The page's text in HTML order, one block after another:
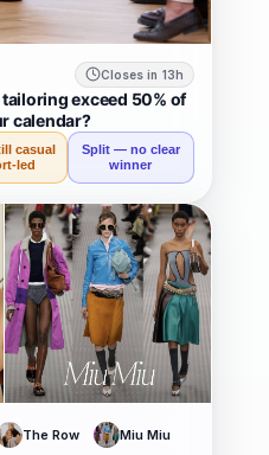
Closes in 13h
tailoring exceed 50% of
calendar?
casual
led
Split — no clear
winner
The Row Miu Miu